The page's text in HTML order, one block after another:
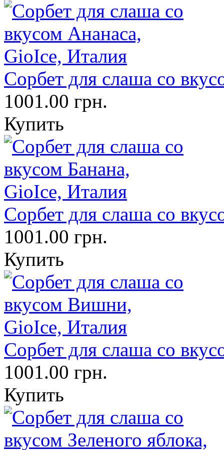
Сорбет для слаша со
1001.00 грн.
Купить
Сорбет для слаша со
1001.00 грн.
Купить
Сорбет для слаша со
1001.00 грн.
Купить